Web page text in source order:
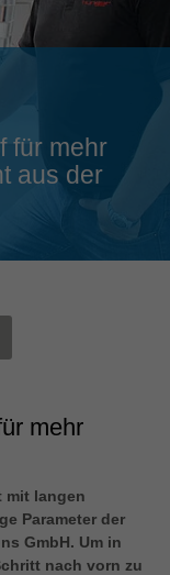
für mehr
aus der
mehr
mit langen
Parameter der
GmbH. Um in
nach vorn zu